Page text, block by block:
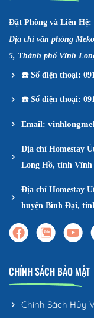
Đặt Phòng và Liên Hệ:
Địa chỉ văn phòng
5, Thành phố Vĩnh
☎️Số điện thoại:
☎️Số điện thoại:
Email:
Địa chỉ Homestay
Long Hồ, tỉnh Vĩnh
Địa chỉ Homestay
huyện Bình Đại,
CHÍNH SÁCH BẢO MẬT
Chính Sách Hủy